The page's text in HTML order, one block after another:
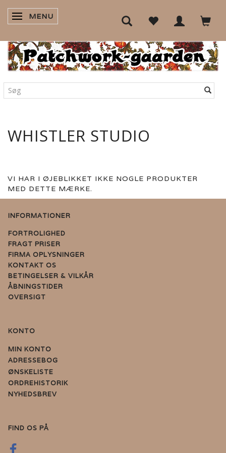
SKIFTE NAVIGATION
MENU
WHISTLER STUDIO
VI HAR I ØJEBLIKKET IKKE NOGLE PRODUKTER
MED DETTE MÆRKE.
INFORMATIONER
FORTROLIGHED
FRAGT PRISER
FIRMA OPLYSNINGER
KONTAKT OS
BETINGELSER & VILKÅR
ÅBNINGSTIDER
OVERSIGT
KONTO
MIN KONTO
ADRESSEBOG
ØNSKELISTE
ORDREHISTORIK
NYHEDSBREV
FIND OS PÅ